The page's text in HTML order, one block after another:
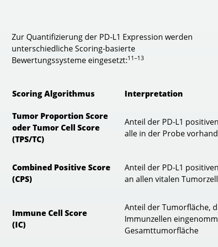
Zur Quantifizierung der PD-L1 Expression werden
unterschiedliche Scoring-basierte
Bewertungssysteme eingesetzt:11–13
Scoring Algorithmus Interpretation
Tumor Proportion Score
oder Tumor Cell Score
(TPS/TC)
Anteil der PD-L1
alle in der Probe
Combined Positive Score
(CPS)
Anteil der PD-L1
an allen vitalen
Immune Cell Score
(IC)
Anteil der Tumorfläche,
Immunzellen
Gesamttumorfläche